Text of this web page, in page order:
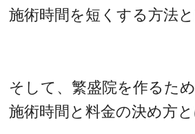
施術時間を短くする方法
そして、繁盛院を作るた
施術時間と料金の決め方